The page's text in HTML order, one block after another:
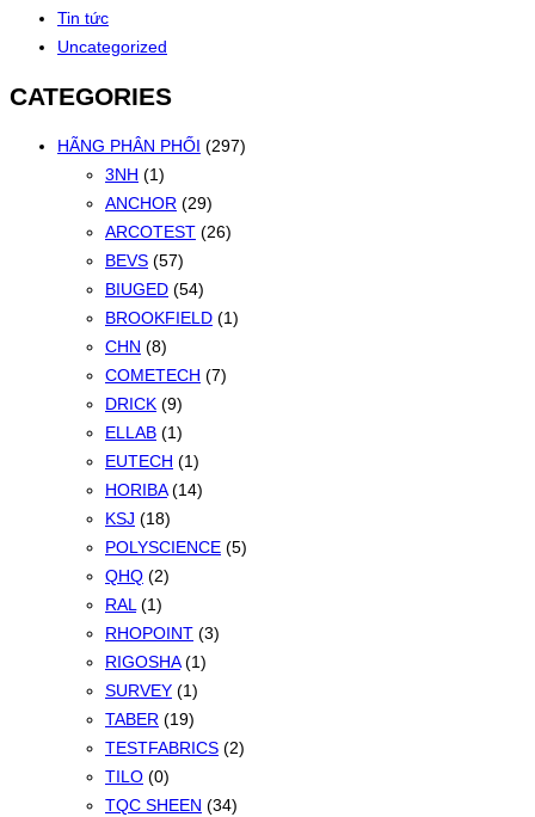
Tin tức
Uncategorized
CATEGORIES
HÃNG PHÂN PHỐI (297)
3NH (1)
ANCHOR (29)
ARCOTEST (26)
BEVS (57)
BIUGED (54)
BROOKFIELD (1)
CHN (8)
COMETECH (7)
DRICK (9)
ELLAB (1)
EUTECH (1)
HORIBA (14)
KSJ (18)
POLYSCIENCE (5)
QHQ (2)
RAL (1)
RHOPOINT (3)
RIGOSHA (1)
SURVEY (1)
TABER (19)
TESTFABRICS (2)
TILO (0)
TQC SHEEN (34)